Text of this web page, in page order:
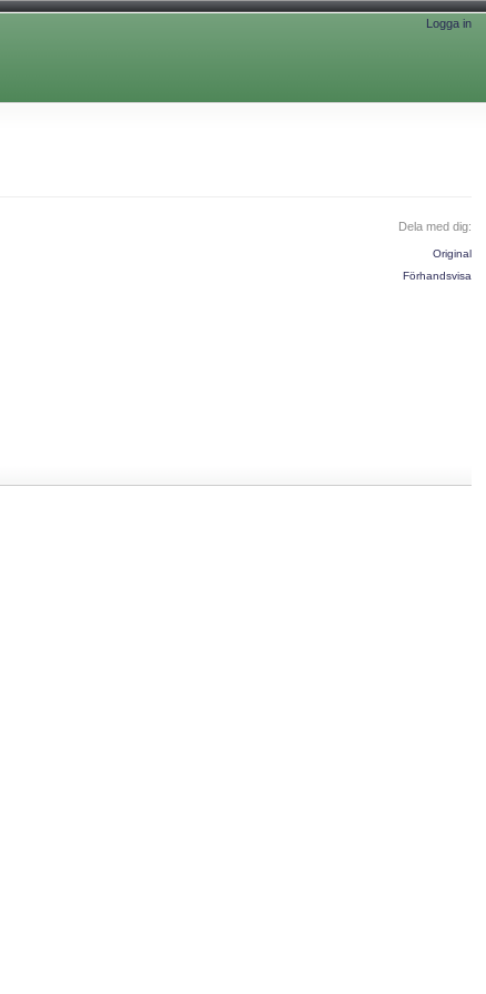
Logga in
Dela med dig:
Original
Förhandsvisa